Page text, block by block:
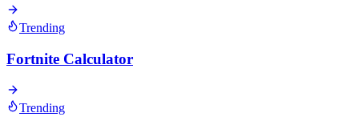
Trending
Fortnite Calculator
Trending